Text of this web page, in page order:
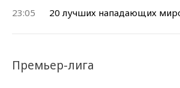
23:05 20 лучших нападающих
Премьер-лига